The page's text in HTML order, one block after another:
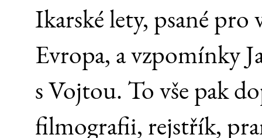
Ikarské lety, psané
Evropa, a vzpomínky
s Vojtou. To vše pak
filmografii, rejstřík,